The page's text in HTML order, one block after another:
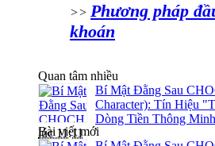
>> Phương pháp
khoán
Quan tâm nhiều
Bí Mật Đằng Sau
Character): Tín Hiệu
Dòng Tiền Thông Minh
lúc 11:11
Bài viết mới